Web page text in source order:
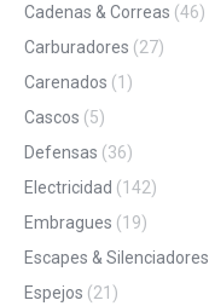
Cadenas & Correas (46)
Carburadores (27)
Carenados (1)
Cascos (5)
Defensas (36)
Electricidad (142)
Embragues (19)
Escapes & Silenciadores
Espejos (21)